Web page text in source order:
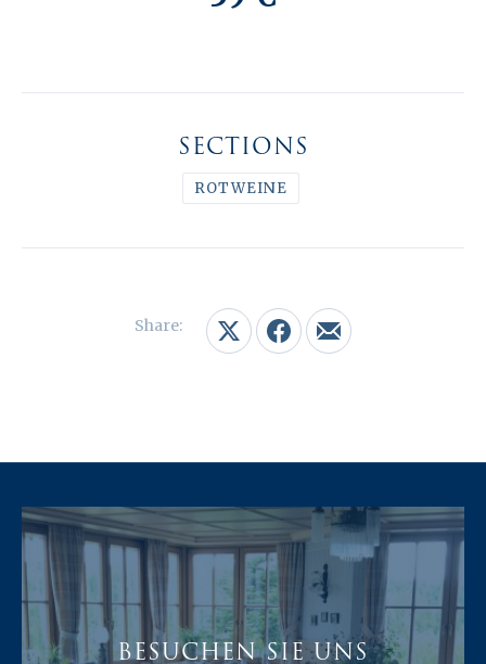
SECTIONS
ROTWEINE
Share:
Share on XShare on Facebook
Share by Email
BESUCHEN SIE UNS